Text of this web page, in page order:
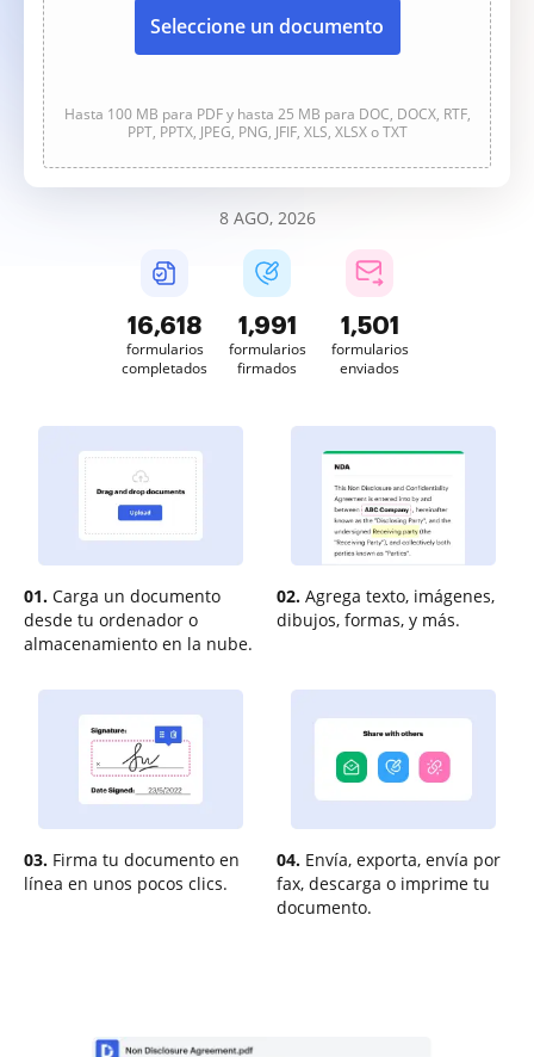
Seleccione un documento
Hasta 100 MB para PDF y hasta 25 MB para DOC, DOCX, RTF,
PPT, PPTX, JPEG, PNG, JFIF, XLS, XLSX o TXT
8 AGO, 2026
16,618
formularios
completados
1,991
formularios
firmados
1,501
formularios
enviados
01. Carga un documento
desde tu ordenador o
almacenamiento en la nube.
02. Agrega texto, imágenes,
dibujos, formas, y más.
03. Firma tu documento en
línea en unos pocos clics.
04. Envía, exporta, envía por
fax, descarga o imprime tu
documento.